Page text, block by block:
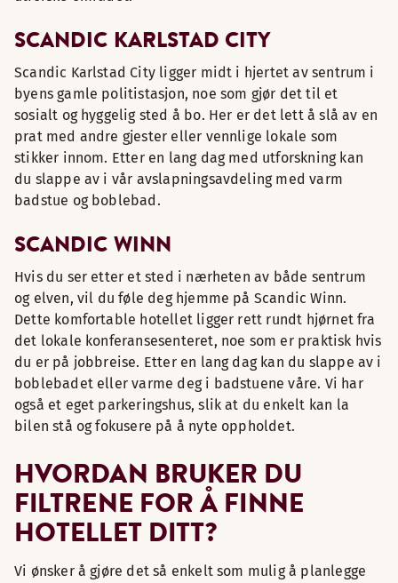
SCANDIC KARLSTAD CITY
Scandic Karlstad City ligger midt i hjertet av sentrum i
byens gamle politistasjon, noe som gjør det til et
sosialt og hyggelig sted å bo. Her er det lett å slå av en
prat med andre gjester eller vennlige lokale som
stikker innom. Etter en lang dag med utforskning kan
du slappe av i vår avslapningsavdeling med varm
badstue og boblebad.
SCANDIC WINN
Hvis du ser etter et sted i nærheten av både sentrum
og elven, vil du føle deg hjemme på Scandic Winn.
Dette komfortable hotellet ligger rett rundt hjørnet fra
det lokale konferansesenteret, noe som er praktisk hvis
du er på jobbreise. Etter en lang dag kan du slappe av i
boblebadet eller varme deg i badstuene våre. Vi har
også et eget parkeringshus, slik at du enkelt kan la
bilen stå og fokusere på å nyte oppholdet.
HVORDAN BRUKER DU
FILTRENE FOR Å FINNE
HOTELLET DITT?
Vi ønsker å gjøre det så enkelt som mulig å planlegge